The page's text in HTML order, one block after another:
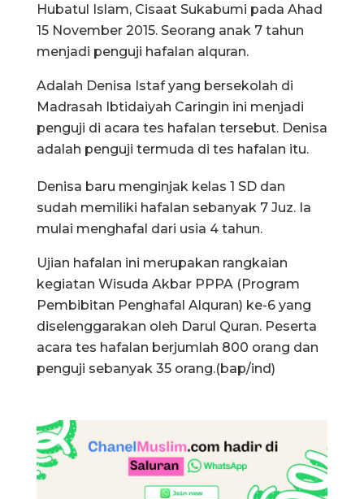
Hubatul Islam, Cisaat Sukabumi pada Ahad
15 November 2015. Seorang anak 7 tahun
menjadi penguji hafalan alquran.
Adalah Denisa Istaf yang bersekolah di
Madrasah Ibtidaiyah Caringin ini menjadi
penguji di acara tes hafalan tersebut. Denisa
adalah penguji termuda di tes hafalan itu.
Denisa baru menginjak kelas 1 SD dan
sudah memiliki hafalan sebanyak 7 Juz. Ia
mulai menghafal dari usia 4 tahun.
Ujian hafalan ini merupakan rangkaian
kegiatan Wisuda Akbar PPPA (Program
Pembibitan Penghafal Alquran) ke-6 yang
diselenggarakan oleh Darul Quran. Peserta
acara tes hafalan berjumlah 800 orang dan
penguji sebanyak 35 orang.(bap/ind)